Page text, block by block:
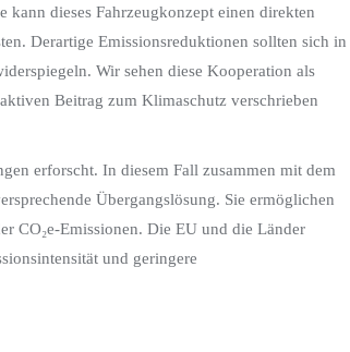
dieses Fahrzeugkonzept einen direkten
Derartige Emissionsreduktionen sollten sich in
Wir sehen diese Kooperation als
Beitrag zum Klimaschutz verschrieben
erforscht. In diesem Fall zusammen mit dem
Übergangslösung. Sie ermöglichen
CO₂e-Emissionen. Die EU und die Länder
und geringere